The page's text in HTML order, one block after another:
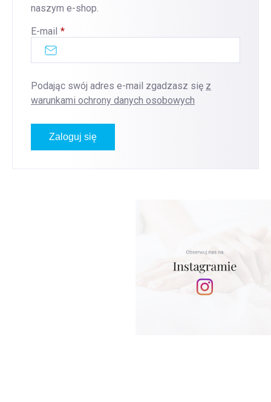
naszym e-shop.
E-mail
Podając swój adres e-mail zgadzasz się z
warunkami ochrony danych osobowych
Zaloguj się